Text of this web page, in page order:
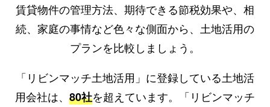
賃貸物件の管理方法、期待できる節税効果や、相
続、家庭の事情など色々な側面から、土地活用の
プランを比較しましょう。
「リビンマッチ土地活用」に登録している土地活
用会社は、 80社を超えています。「リビンマッチ